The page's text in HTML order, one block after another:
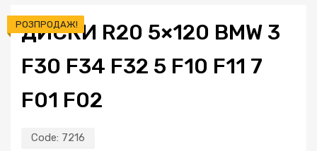
ДИСКИ R20 5×120 BMW 3
F30 F34 F32 5 F10 F11 7
F01 F02
Code: 7216
РОЗПРОДАЖ!